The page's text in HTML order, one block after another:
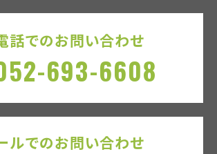
話でのお問い合わせ
693-6608
ルでのお問い合わせ